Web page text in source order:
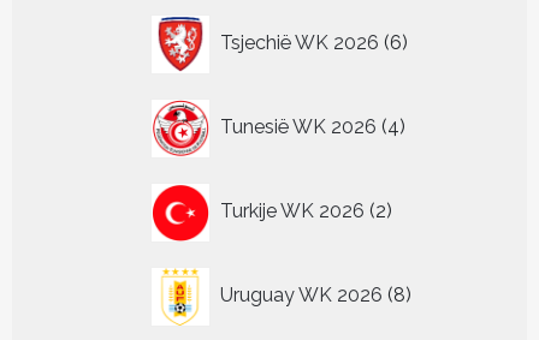
Tsjechië WK 2026 6
producten
Tunesië WK 2026 4
producten
Turkije WK 2026 2
producten
Uruguay WK 2026 8
producten